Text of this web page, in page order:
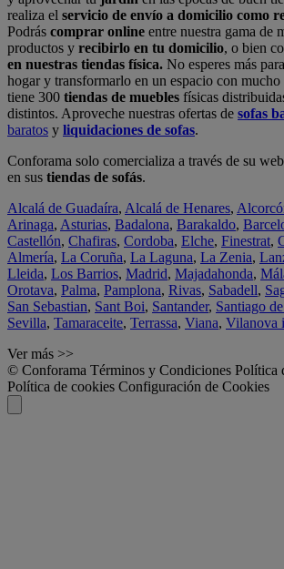
realiza el servicio de envío a domicilio como
Podrás comprar online entre nuestra gama de
productos y recibirlo en tu domicilio, o bien
en nuestras tiendas física. No esperes más
hogar y transformarlo en un espacio con
tiene 300 tiendas de muebles físicas
distintos. Aproveche nuestras ofertas de sofas
baratos y liquidaciones de sofas.
Conforama solo comercializa a través de su
en sus tiendas de sofás.
Alcalá de Guadaíra, Alcalá de Henares,
Arinaga, Asturias, Badalona, Barakaldo,
Castellón, Chafiras, Cordoba, Elche, Finestrat,
Almería, La Coruña, La Laguna, La Zenia,
Lleida, Los Barrios, Madrid, Majadahonda,
Orotava, Palma, Pamplona, Rivas, Sabadell,
San Sebastian, Sant Boi, Santander, Santiago
Sevilla, Tamaraceite, Terrassa, Viana, Vilanova
Ver más >>
© Conforama Términos y Condiciones Política
Política de cookies Configuración de Cookies